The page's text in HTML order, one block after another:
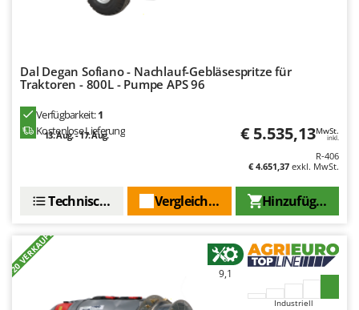
Spiralmac
Stanley
Stocker
Tecla
Tellarini Pompe
Tenco
Dal Degan Sofiano - Nachlauf-Gebläsespritze für
Traktoren - 800L - Pumpe APS 96
Verfügbarkeit:1
Kostenlose Lieferung
13. Aug. - 17. Aug. € 5.535,13MwSt.
inkl.
R-406
€ 4.651,37 exkl. MwSt.
Hinzufügen
Vergleichen Sie
Technische Daten
+20 VERKAUFT 9,1
Industriell